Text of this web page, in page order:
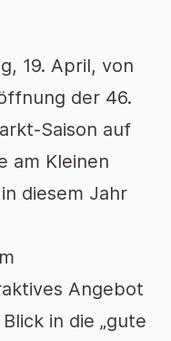
19. April, von
der 46.
Saison auf
am Kleinen
diesem Jahr
Angebot
in die „gute